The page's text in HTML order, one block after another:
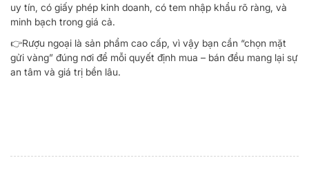
uy tín, có giấy phép kinh doanh, có tem nhập khẩu rõ ràng, và
minh bạch trong giá cả.
👉Rượu ngoại là sản phẩm cao cấp, vì vậy bạn cần “chọn mặt
gửi vàng” đúng nơi để mỗi quyết định mua – bán đều mang lại sự
an tâm và giá trị bền lâu.